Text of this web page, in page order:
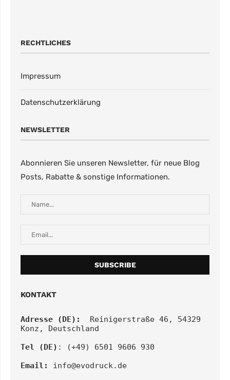
RECHTLICHES
Impressum
Datenschutzerklärung
NEWSLETTER
Abonnieren Sie unseren Newsletter, für neue Blog
Posts, Rabatte & sonstige Informationen.
KONTAKT
Adresse (DE):
Reinigerstraße 46, 54329
Konz, Deutschland
Tel (DE) : (+49) 6501 9606 930
Email:
info@evodruck.de